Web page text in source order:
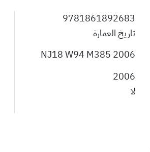
9781861892683
تاريخ العمارة
NJ18 W94 M385 2006
2006
لا